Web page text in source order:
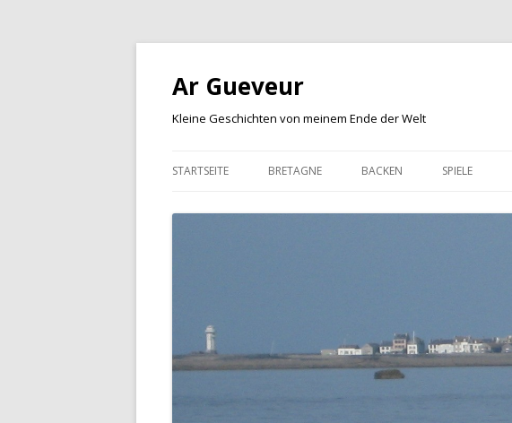
Ar Gueveur
Kleine Geschichten von meinem Ende der Welt
STARTSEITE BRETAGNE BACKEN SPIELE